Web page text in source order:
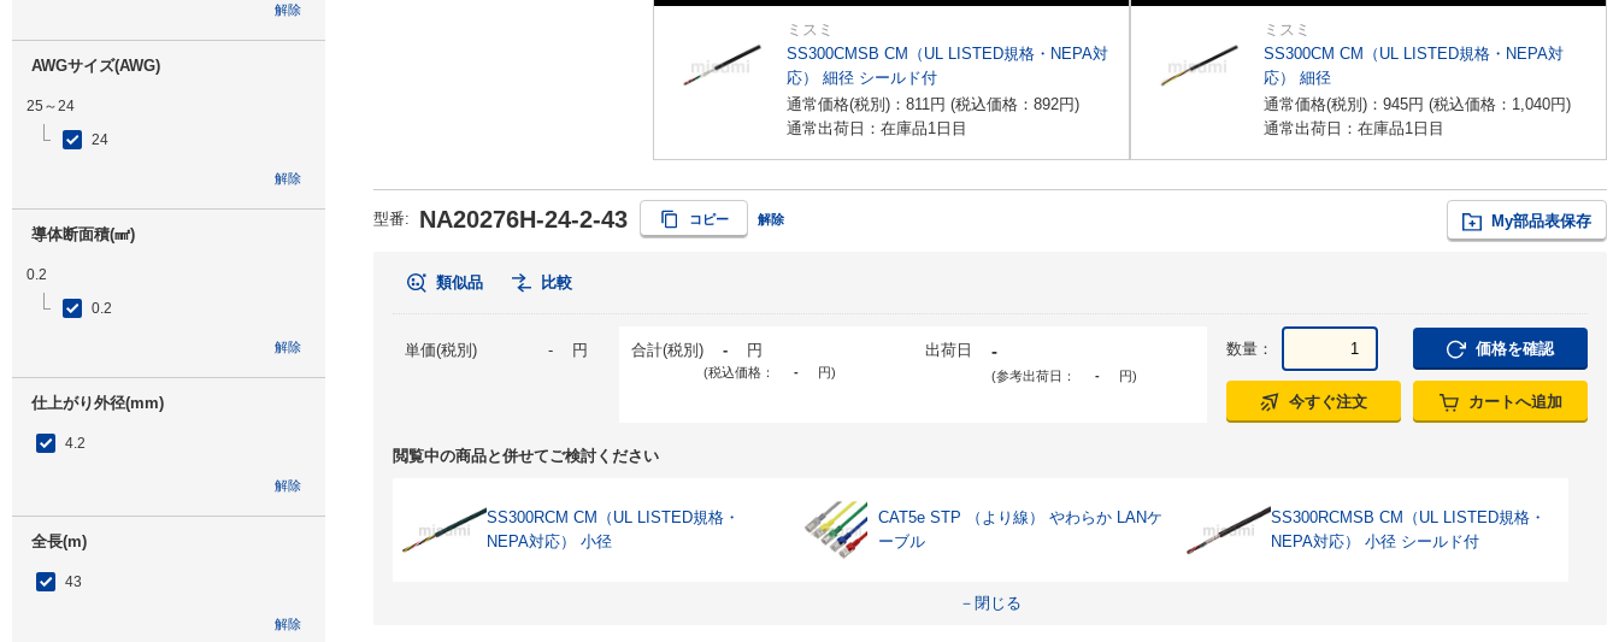
解除
AWGサイズ(AWG)
25～24
24
解除
導体断面積(㎟)
0.2
0.2
解除
仕上がり外径(mm)
4.2
解除
全長(m)
43
解除
ミスミ
SS300CMSB CM（UL LISTED規格・NEPA対
応） 細径 シールド付
通常価格(税別)： 811円 (税込価格： 892円)
通常出荷日：在庫品1日目
ミスミ
SS300CM CM（UL LISTED規格・NEPA対
応） 細径
通常価格(税別)： 945円 (税込価格： 1,040円)
通常出荷日：在庫品1日目
型番: NA20276H-24-2-43 コピー 解除 My部品表保存
類似品 比較
単価(税別) - 円 合計(税別) - 円
(税込価格： - 円)
出荷日 -
(参考出荷日： - 円)
数量： 価格を確認
今すぐ注文 カートへ追加
閲覧中の商品と併せてご検討ください
SS300RCM CM（UL LISTED規格・
NEPA対応） 小径
CAT5e STP （より線） やわらか LANケ
ーブル
SS300RCMSB CM（UL LISTED規格・
NEPA対応） 小径 シールド付
－閉じる